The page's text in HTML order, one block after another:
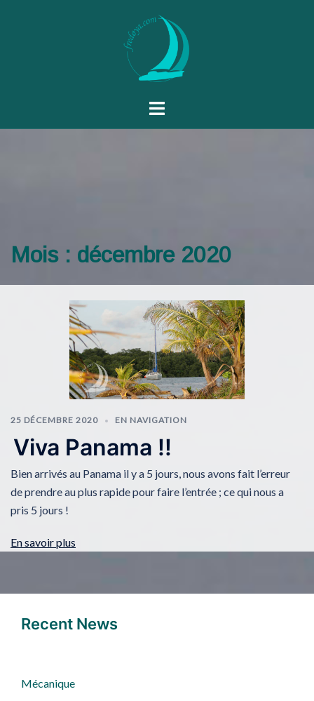
Mois : décembre 2020
25 DÉCEMBRE 2020 EN NAVIGATION
Viva Panama !!
Bien arrivés au Panama il y a 5 jours, nous avons fait l’erreur
de prendre au plus rapide pour faire l’entrée ; ce qui nous a
pris 5 jours !
En savoir plus
Recent News
Mécanique